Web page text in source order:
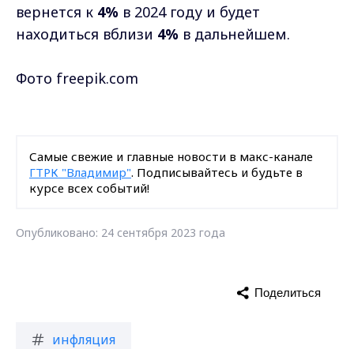
вернется к 4% в 2024 году и будет
находиться вблизи 4% в дальнейшем.
Фото freepik.com
Самые свежие и главные новости в макс-канале
ГТРК "Владимир". Подписывайтесь и будьте в
курсе всех событий!
Опубликовано: 24 сентября 2023 года
инфляция
Поделиться